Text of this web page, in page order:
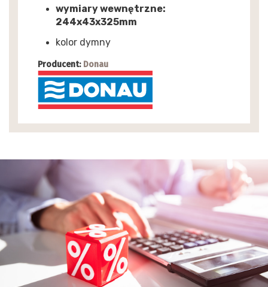
wymiary wewnętrzne:
244x43x325mm
kolor dymny
Producent: Donau